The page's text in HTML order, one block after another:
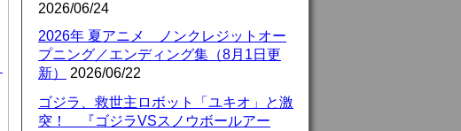
2026/06/24
2026年 夏アニメ ノンクレジットオー
プニング／エンディング集（8月1日更
新）
2026/06/22
ゴジラ、救世主ロボット「ユキオ」と激
突！ 『ゴジラVSスノウボールアー